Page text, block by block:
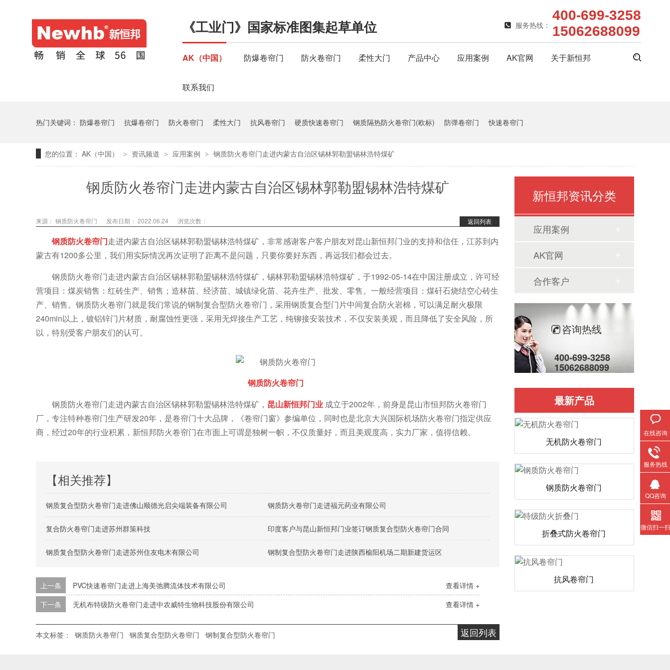
《工业门》国家标准图集起草单位 服务热线：
400-699-3258
15062688099
AK（中国） 防爆卷帘门 防火卷帘门 柔性大门 产品中心 应用案例 AK官网 关于新恒邦
联系我们
热门关键词： 防爆卷帘门 抗爆卷帘门 防火卷帘门 柔性大门 抗风卷帘门 硬质快速卷帘门 钢质隔热防火卷帘门(欧标) 防弹卷帘门 快速卷帘门
您的位置： AK（中国） > 资讯频道 > 应用案例 > 钢质防火卷帘门走进内蒙古自治区锡林郭勒盟锡林浩特煤矿
钢质防火卷帘门走进内蒙古自治区锡林郭勒盟锡林浩特煤矿
返回列表
来源： 钢质防火卷帘门 发布日期： 2022.06.24 浏览次数：
钢质防火卷帘门走进内蒙古自治区锡林郭勒盟锡林浩特煤矿，非常感谢客户客户朋友对昆山新恒邦门业的支持和信任，江苏到内
蒙古有1200多公里，我们用实际情况再次证明了距离不是问题，只要你要好东西，再远我们都会过去。
钢质防火卷帘门走进内蒙古自治区锡林郭勒盟锡林浩特煤矿，锡林郭勒盟锡林浩特煤矿，于1992-05-14在中国注册成立，许可经
营项目：煤炭销售：红砖生产、销售；造林苗、经济苗、城镇绿化苗、花卉生产、批发、零售。一般经营项目：煤矸石烧结空心砖生
产、销售。钢质防火卷帘门就是我们常说的钢制复合型防火卷帘门，采用钢质复合型门片中间复合防火岩棉，可以满足耐火极限
240min以上，镀铝锌门片材质，耐腐蚀性更强，采用无焊接生产工艺，纯铆接安装技术，不仅安装美观，而且降低了安全风险，所
以，特别受客户朋友们的认可。
钢质防火卷帘门
钢质防火卷帘门走进内蒙古自治区锡林郭勒盟锡林浩特煤矿， 昆山新恒邦门业 成立于2002年，前身是昆山市恒邦防火卷帘门
厂，专注特种卷帘门生产研发20年，是卷帘门十大品牌，《卷帘门窗》参编单位，同时也是北京大兴国际机场防火卷帘门指定供应
商，经过20年的行业积累，新恒邦防火卷帘门在市面上可谓是独树一帜，不仅质量好，而且美观度高，实力厂家，值得信赖。
【相关推荐】
钢质复合型防火卷帘门走进佛山顺德光启尖端装备有限公司 钢质防火卷帘门走进福元药业有限公司
复合防火卷帘门走进苏州群策科技 印度客户与昆山新恒邦门业签订钢质复合型防火卷帘门合同
钢质复合型防火卷帘门走进苏州住友电木有限公司 钢制复合型防火卷帘门走进陕西榆阳机场二期新建货运区
查看详情 +
上一条
PVC快速卷帘门走进上海美弛腾流体技术有限公司
查看详情 +
下一条 无机布特级防火卷帘门走进中农威特生物科技股份有限公司
返回列表
本文标签： 钢质防火卷帘门 钢质复合型防火卷帘门 钢制复合型防火卷帘门
新恒邦资讯分类
应用案例
AK官网
合作客户
咨询热线
400-699-3258
15062688099
最新产品
无机防火卷帘门
钢质防火卷帘门
折叠式防火卷帘门
抗风卷帘门
在线咨询
服务热线
QQ咨询
微信扫一扫